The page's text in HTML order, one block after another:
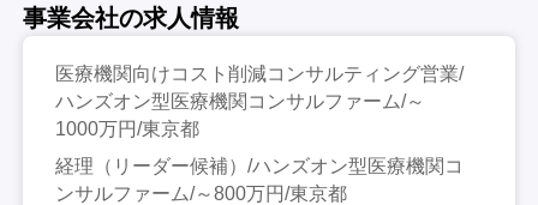
事業会社の求人情報
医療機関向けコスト削減コンサルティング営業/
ハンズオン型医療機関コンサルファーム/～
1000万円/東京都
経理（リーダー候補）/ハンズオン型医療機関コ
ンサルファーム/～800万円/東京都